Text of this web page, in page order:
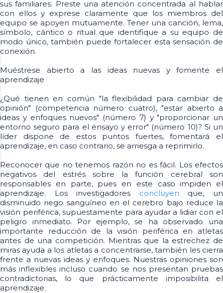
sus familiares. Preste una atención concentrada al hablar
con ellos y exprese claramente que los miembros del
equipo se apoyen mutuamente. Tener una canción, lema,
símbolo, cántico o ritual que identifique a su equipo de
modo único, también puede fortalecer esta sensación de
conexión.
Muéstrese abierto a las ideas nuevas y fomente el
aprendizaje
¿Qué tienen en común "la flexibilidad para cambiar de
opinión" (competencia número cuatro), "estar abierto a
ideas y enfoques nuevos" (número 7) y "proporcionar un
entorno seguro para el ensayo y error" (número 10)? Si un
líder dispone de estos puntos fuertes, fomentará el
aprendizaje, en caso contrario, se arriesga a reprimirlo.
Reconocer que no tenemos razón no es fácil. Los efectos
negativos del estrés sobre la función cerebral son
responsables en parte, pues en este caso impiden el
aprendizaje. Los investigadores concluyen que, un
disminuido riego sanguíneo en el cerebro bajo reduce la
visión periférica, supuestamente para ayudar a lidiar con el
peligro inmediato. Por ejemplo, se ha observado una
importante reducción de la visión periférica en atletas
antes de una competición. Mientras que la estrechez de
miras ayuda a los atletas a concentrarse, también les cierra
frente a nuevas ideas y enfoques. Nuestras opiniones son
más inflexibles incluso cuando se nos presentan pruebas
contradictorias, lo que prácticamente imposibilita el
aprendizaje.